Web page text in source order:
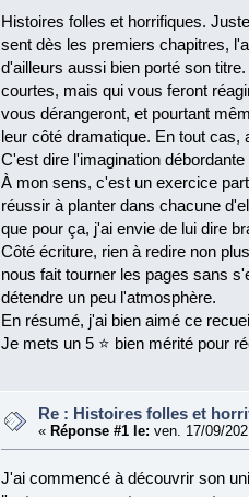
Histoires folles et horrifiques.
sent dès les premiers chapitres,
d'ailleurs aussi bien porté son
courtes, mais qui vous feront
vous dérangeront, et pourtant
leur côté dramatique. En tout cas,
C'est dire l'imagination débordante
À mon sens, c'est un exercice
réussir à planter dans chacune
que pour ça, j'ai envie de lui dire
Côté écriture, rien à redire non
nous fait tourner les pages sans
détendre un peu l'atmosphère.
En résumé, j'ai bien aimé ce
Je mets un 5 ⭐ bien mérité pour
Re : Histoires folles et
« Réponse #1 le: ven. 17/09/
J'ai commencé à découvrir son